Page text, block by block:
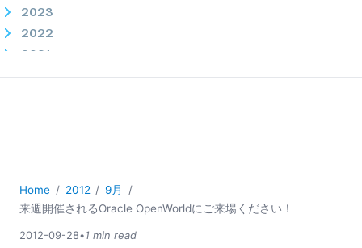
2023
2022
2021
2020
2014
2013
2012
Home 2012
9月
来週開催されるOracle OpenWorldにご来場ください！
2012-09-28•1 min read